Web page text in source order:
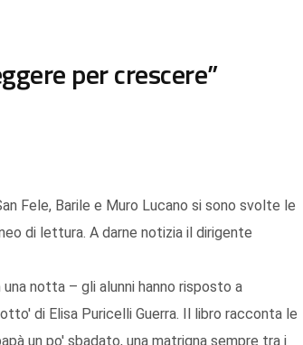
per crescere”
Fele, Barile e Muro Lucano si sono svolte le
di lettura. A darne notizia il dirigente
notta – gli alunni hanno risposto a
di Elisa Puricelli Guerra. Il libro racconta le
un po' sbadato, una matrigna sempre tra i